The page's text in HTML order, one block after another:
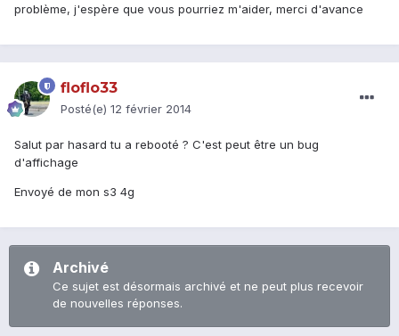
problème, j'espère que vous pourriez m'aider, merci d'avance
floflo33
Posté(e) 12 février 2014
Salut par hasard tu a rebooté ? C'est peut être un bug
d'affichage
Envoyé de mon s3 4g
Archivé
Ce sujet est désormais archivé et ne peut plus recevoir
de nouvelles réponses.